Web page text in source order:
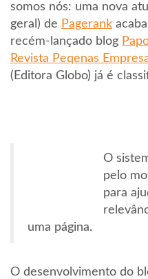
somos nós: uma nova
geral) de Pagerank
recém-lançado blog
Revista Peqenas
(Editora Globo) já é
O
pelo
para
uma página.
O desenvolvimento do